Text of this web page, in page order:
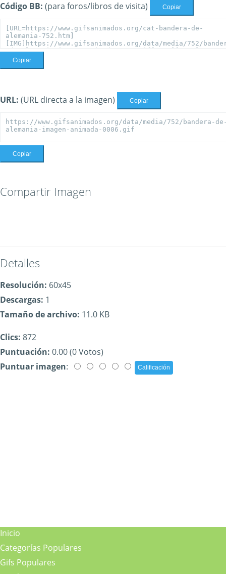
Código BB: (para foros/libros de visita) Copiar
Copiar
URL: (URL directa a la imagen) Copiar
Copiar
Compartir Imagen
Detalles
Resolución: 60x45
Descargas: 1
Tamaño de archivo: 11.0 KB
Clics: 872
Puntuación: 0.00 (0 Votos)
Puntuar imagen:
Inicio
Categorías Populares
Gifs Populares